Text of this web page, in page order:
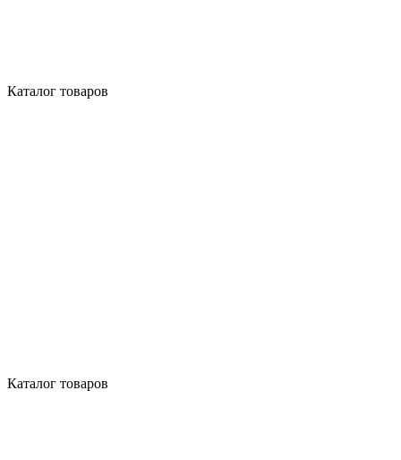
Каталог товаров
Каталог товаров